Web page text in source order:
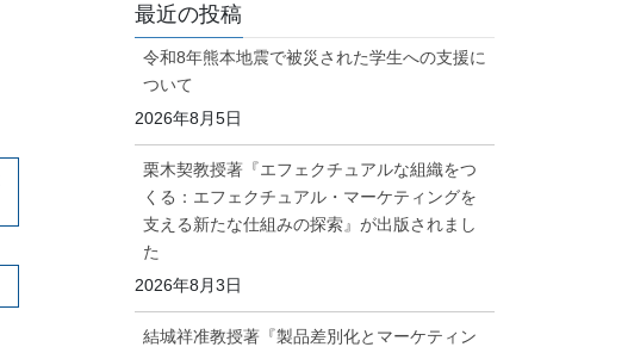
最近の投稿
令和8年熊本地震で被災された学生への支援に
ついて
2026年8月5日
栗木契教授著『エフェクチュアルな組織をつ
くる：エフェクチュアル・マーケティングを
支える新たな仕組みの探索』が出版されまし
た
2026年8月3日
結城祥准教授著『製品差別化とマーケティン